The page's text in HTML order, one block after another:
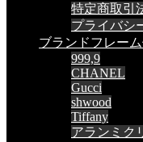
特定商取引
プライバシ
ブランドフレー
999,9
CHANEL
Gucci
shwood
Tiffany
アランミク